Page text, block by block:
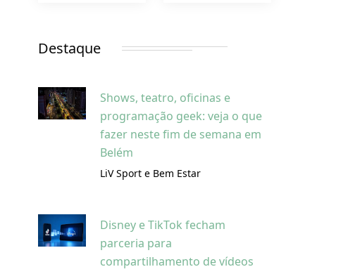
Destaque
Shows, teatro, oficinas e
programação geek: veja o que
fazer neste fim de semana em
Belém
LiV Sport e Bem Estar
Disney e TikTok fecham
parceria para
compartilhamento de vídeos